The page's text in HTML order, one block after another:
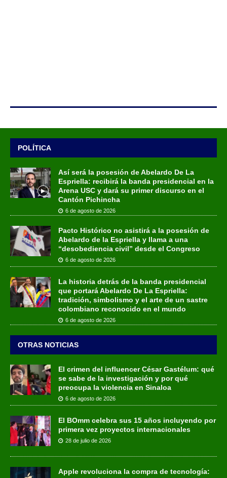
POLÍTICA
Así será la posesión de Abelardo De La
Espriella: recibirá la banda presidencial en la
Arena USC y dará su primer discurso en el
Cantón Pichincha
6 de agosto de 2026
Pacto Histórico no asistirá a la posesión de
Abelardo de la Espriella y llama a una
“desobediencia civil” desde el Congreso
6 de agosto de 2026
La historia detrás de la banda presidencial
que portará Abelardo De La Espriella:
tradición, simbolismo y el arte de un sastre
colombiano reconocido en el mundo
6 de agosto de 2026
OTRAS NOTICIAS
El crimen del influencer César Gastélum: qué
se sabe de la investigación y por qué
preocupa la violencia en Sinaloa
6 de agosto de 2026
El BOmm celebra sus 15 años incluyendo por
primera vez proyectos internacionales
28 de julio de 2026
Apple revoluciona la compra de tecnología: